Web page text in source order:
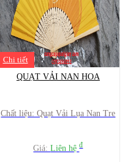
Chi tiết
QUẠT VẢI NAN HOA
Chất liệu: Quạt Vải Lụa Nan Tre
Giá:Liên hệđ